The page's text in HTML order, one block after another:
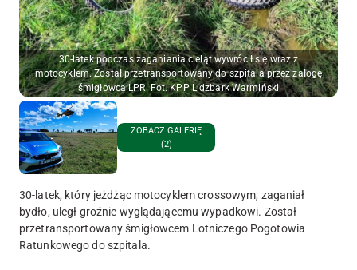
30-latek podczas zaganiania cieląt wywrócił się wraz z
motocyklem. Został przetransportowany do szpitala przez załogę
śmigłowca LPR. Fot. KPP Lidzbark Warmiński
ZOBACZ GALERIĘ
(2)
30-latek, który jeżdżąc motocyklem crossowym, zaganiał
bydło, uległ groźnie wyglądającemu wypadkowi. Został
przetransportowany śmigłowcem Lotniczego Pogotowia
Ratunkowego do szpitala.